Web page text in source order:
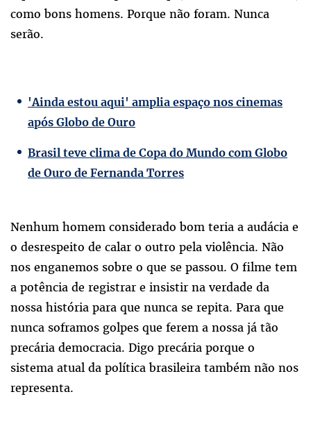
como bons homens. Porque não foram. Nunca
serão.
'Ainda estou aqui' amplia espaço nos cinemas
após Globo de Ouro
Brasil teve clima de Copa do Mundo com Globo
de Ouro de Fernanda Torres
Nenhum homem considerado bom teria a audácia e
o desrespeito de calar o outro pela violência. Não
nos enganemos sobre o que se passou. O filme tem
a potência de registrar e insistir na verdade da
nossa história para que nunca se repita. Para que
nunca soframos golpes que ferem a nossa já tão
precária democracia. Digo precária porque o
sistema atual da política brasileira também não nos
representa.